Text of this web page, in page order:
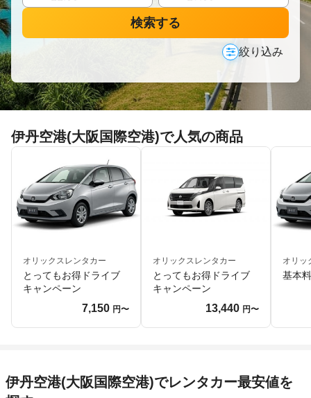
検索する
絞り込み
伊丹空港(大阪国際空港)で人気の商品
オリックスレンタカー
とってもお得ドライブ
キャンペーン
7,150 円〜
オリックスレンタカー
とってもお得ドライブ
キャンペーン
13,440 円〜
オリッ
基本
伊丹空港(大阪国際空港)でレンタカー最安値を